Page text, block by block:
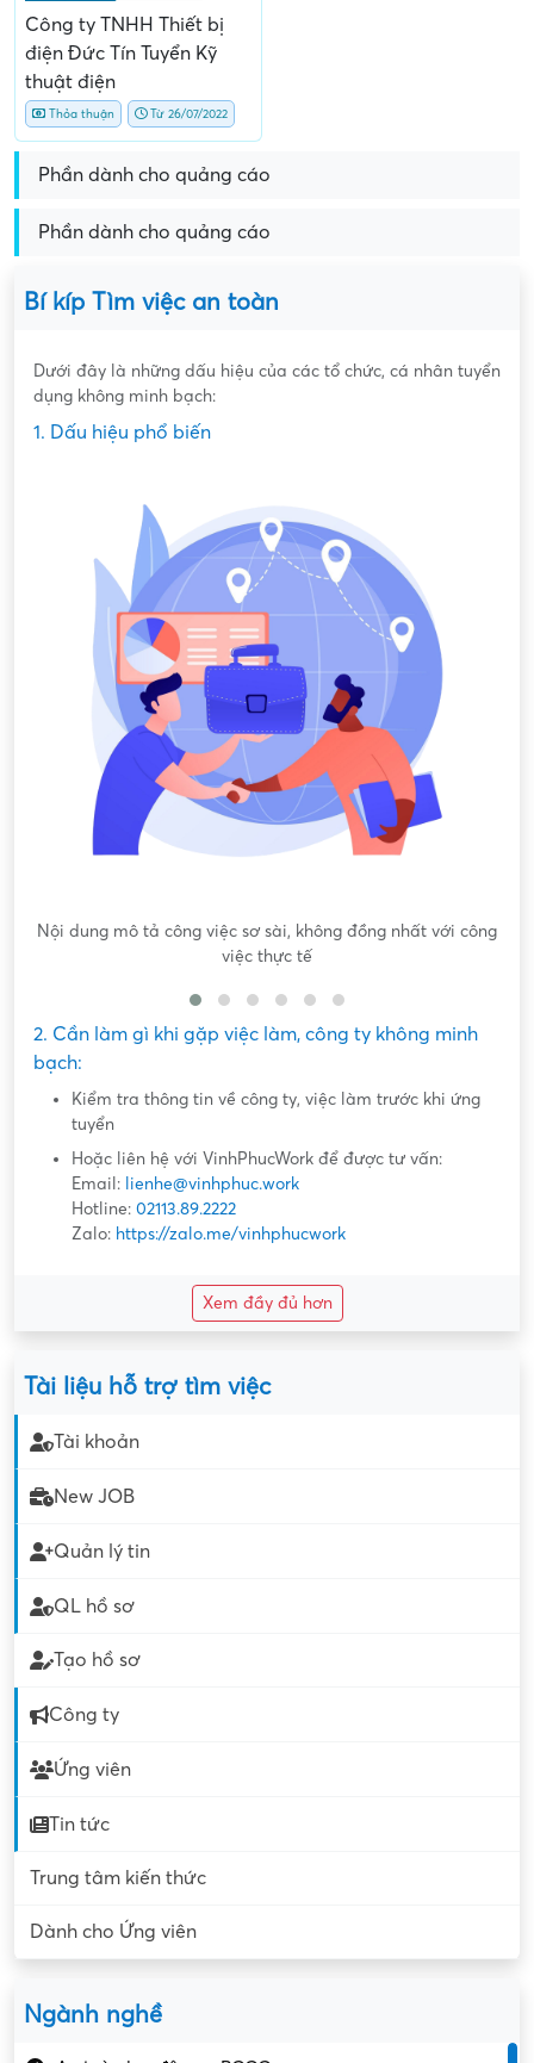
Công ty TNHH Thiết bị
điện Đức Tín Tuyển Kỹ
thuật điện
Thỏa thuận Từ 26/07/2022
Phần dành cho quảng cáo
Phần dành cho quảng cáo
Bí kíp Tìm việc an toàn
Dưới đây là những dấu hiệu của các tổ chức, cá nhân tuyển
dụng không minh bạch:
1. Dấu hiệu phổ biến
Nội dung mô tả công việc sơ sài, không đồng nhất với công
việc thực tế
2. Cần làm gì khi gặp việc làm, công ty không minh
bạch:
Kiểm tra thông tin về công ty, việc làm trước khi ứng
tuyển
Hoặc liên hệ với VinhPhucWork để được tư vấn:
Email: lienhe@vinhphuc.work
Hotline: 02113.89.2222
Zalo: https://zalo.me/vinhphucwork
Xem đầy đủ hơn
Tài liệu hỗ trợ tìm việc
Tài khoản
New JOB
Quản lý tin
QL hồ sơ
Tạo hồ sơ
Công ty
Ứng viên
Tin tức
Trung tâm kiến thức
Dành cho Ứng viên
Ngành nghề